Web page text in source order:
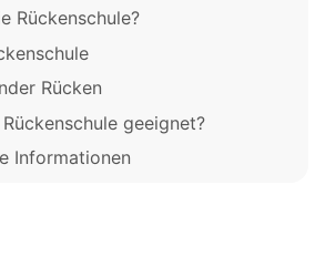
Rückenschule?
Rücken
geeignet?
Informationen